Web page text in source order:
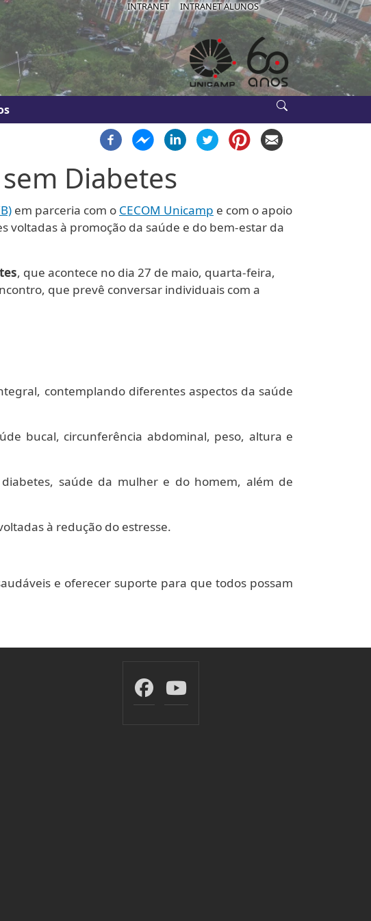
IB-
INTRANET INTRANET ALUNOS
Diabetes
em parceria com o CECOM Unicamp e com o apoio
voltadas à promoção da saúde e do bem-estar da
, que acontece no dia 27 de maio, quarta-feira,
que prevê conversar individuais com a
contemplando diferentes aspectos da saúde
bucal, circunferência abdominal, peso, altura e
saúde da mulher e do homem, além de
à redução do estresse.
e oferecer suporte para que todos possam